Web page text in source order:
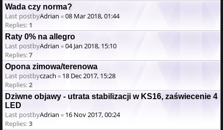
Wada czy norma?
Last postbyAdrian «08 Mar 2018, 01:44
Replies: 1
Raty 0% na allegro
Last postbyAdrian «04 Jan 2018, 15:10
Replies:7
Opona zimowa/terenowa
Last postbyczach « 18 Dec 2017, 15:28
Replies:2
Dziwne objawy - utrata stabilizacji w KS16, zaświecenie 4
LED
Last postbyAdrian « 16 Nov 2017, 00:24
Replies:3